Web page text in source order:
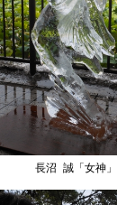
長沼 誠「女神」